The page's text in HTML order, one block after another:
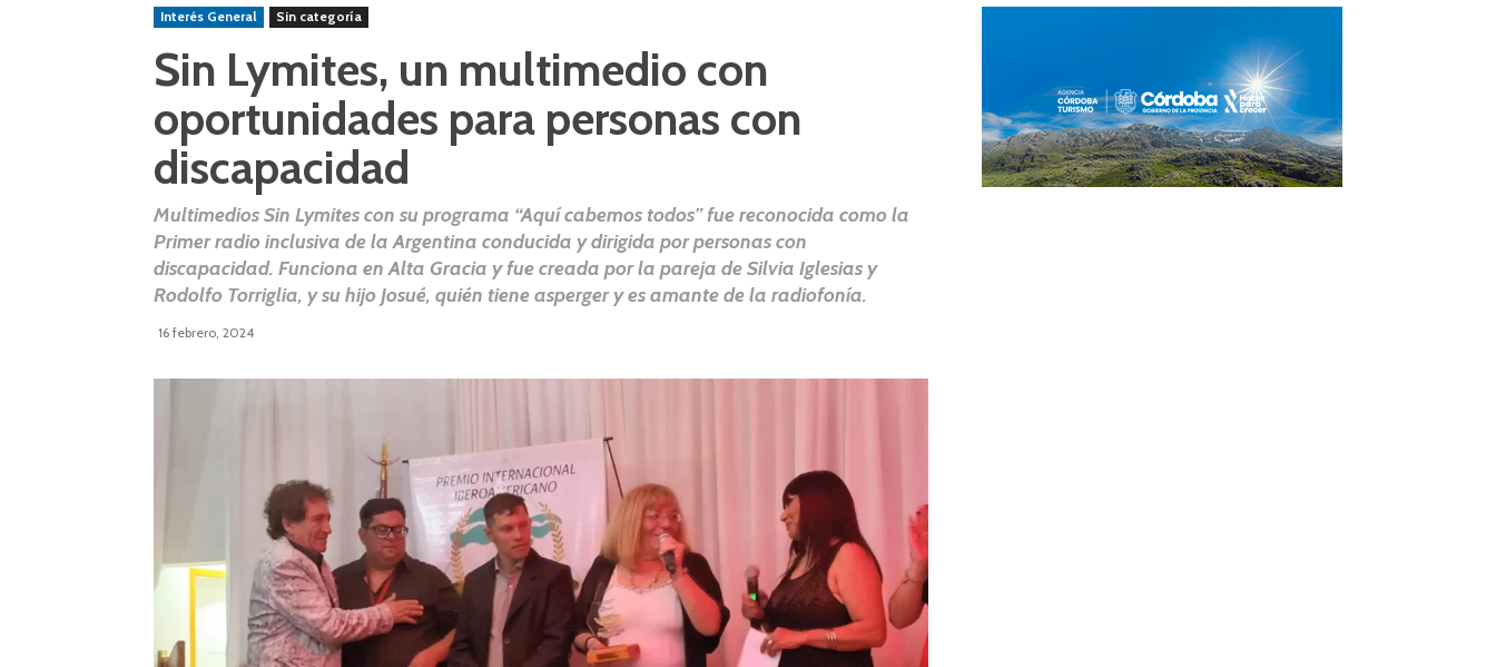
Interés General
Sin categoría
Sin Lymites, un multimedio con
oportunidades para personas con
discapacidad
Multimedios Sin Lymites con su programa “Aquí cabemos todos” fue reconocida como la
Primer radio inclusiva de la Argentina conducida y dirigida por personas con
discapacidad. Funciona en Alta Gracia y fue creada por la pareja de Silvia Iglesias y
Rodolfo Torriglia, y su hijo Josué, quién tiene asperger y es amante de la radiofonía.
16 febrero, 2024